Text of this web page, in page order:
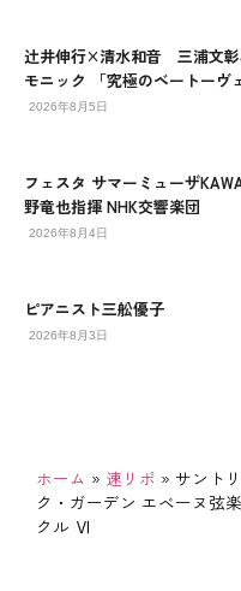
辻󠄀井伸行×清水和音 三浦文彰
モニック 「究極のベートーヴ
2026年8月5日
フェスタ サマーミューザ
野竜也指揮 NHK交響楽団
2026年8月4日
ピアニスト三舩優子
2026年8月3日
ホーム » 速リポ » サント
ク・ガーデン エベーヌ弦
クル Ⅵ